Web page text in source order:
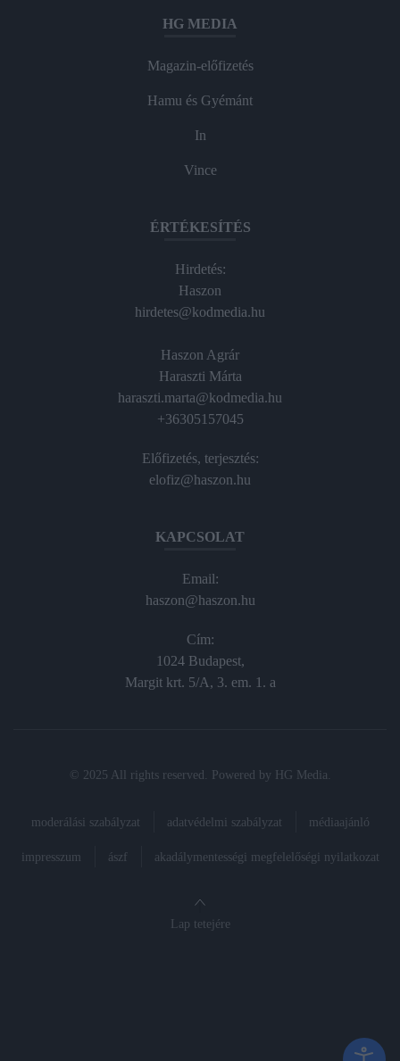
HG MEDIA
Magazin-előfizetés
Hamu és Gyémánt
In
Vince
ÉRTÉKESÍTÉS
Hirdetés:
Haszon
hirdetes@kodmedia.hu
Haszon Agrár
Haraszti Márta
haraszti.marta@kodmedia.hu
+36305157045
Előfizetés, terjesztés:
elofiz@haszon.hu
KAPCSOLAT
Email:
haszon@haszon.hu
Cím:
1024 Budapest,
Margit krt. 5/A, 3. em. 1. a
© 2025 All rights reserved. Powered by HG Media.
moderálási szabályzat adatvédelmi szabályzat médiaajánló
impresszum ászf akadálymentességi megfelelőségi nyilatkozat
Lap tetejére